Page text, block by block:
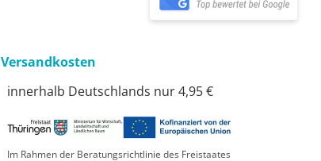
Versandkosten
innerhalb Deutschlands nur 4,95 €
Im Rahmen der Beratungsrichtlinie des Freistaates